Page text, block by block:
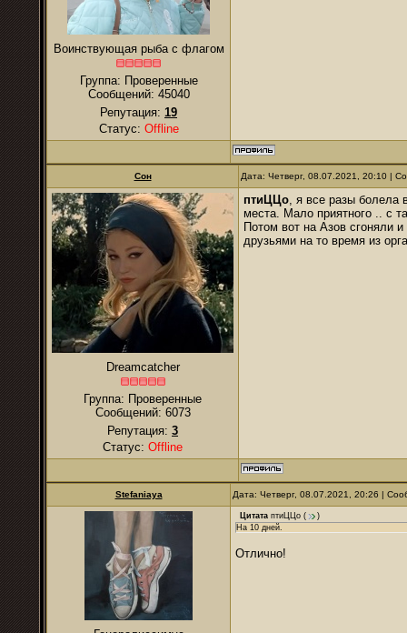
Воинствующая рыба с флагом
Группа: Проверенные
Сообщений: 45040
Репутация: 19
Статус: Offline
Сон Дата: Четверг, 08.07.2021, 20:10 |
Dreamcatcher
Группа: Проверенные
Сообщений: 6073
Репутация: 3
Статус: Offline
птиЦЦо, я все разы болела
места. Мало приятного .. с
Потом вот на Азов сгоняли
друзьями на то время из
Stefaniaya Дата: Четверг, 08.07.2021, 20:26 |
Цитата птиЦЦо (
)
На 10 дней.
Отлично!